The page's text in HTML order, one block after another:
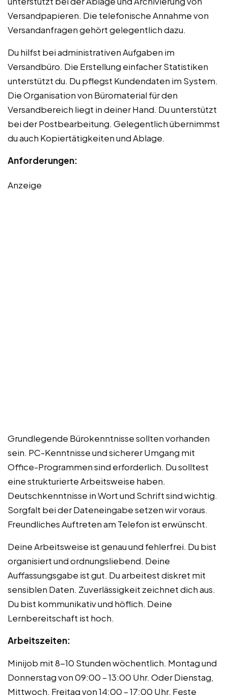
Versandpapieren. Die telefonische Annahme von
Versandanfragen gehört gelegentlich dazu.
Du hilfst bei administrativen Aufgaben im
Versandbüro. Die Erstellung einfacher Statistiken
unterstützt du. Du pflegst Kundendaten im System.
Die Organisation von Büromaterial für den
Versandbereich liegt in deiner Hand. Du unterstützt
bei der Postbearbeitung. Gelegentlich übernimmst
du auch Kopiertätigkeiten und Ablage.
Anforderungen:
Anzeige
Grundlegende Bürokenntnisse sollten vorhanden
sein. PC-Kenntnisse und sicherer Umgang mit
Office-Programmen sind erforderlich. Du solltest
eine strukturierte Arbeitsweise haben.
Deutschkenntnisse in Wort und Schrift sind wichtig.
Sorgfalt bei der Dateneingabe setzen wir voraus.
Freundliches Auftreten am Telefon ist erwünscht.
Deine Arbeitsweise ist genau und fehlerfrei. Du bist
organisiert und ordnungsliebend. Deine
Auffassungsgabe ist gut. Du arbeitest diskret mit
sensiblen Daten. Zuverlässigkeit zeichnet dich aus.
Du bist kommunikativ und höflich. Deine
Lernbereitschaft ist hoch.
Arbeitszeiten:
Minijob mit 8-10 Stunden wöchentlich. Montag und
Donnerstag von 09:00 – 13:00 Uhr. Oder Dienstag,
Mittwoch, Freitag von 14:00 – 17:00 Uhr. Feste